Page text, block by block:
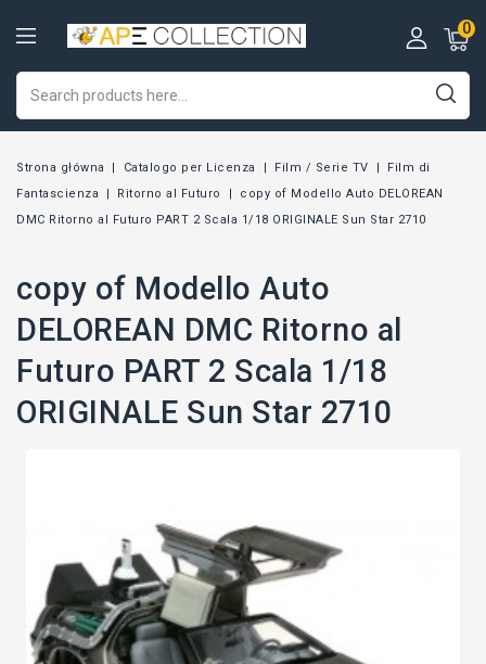
0
Strona główna Catalogo per Licenza Film / Serie TV
Film di
Fantascienza
Ritorno al Futuro
copy of Modello Auto DELOREAN
DMC Ritorno al Futuro PART 2 Scala 1/18 ORIGINALE Sun Star 2710
copy of Modello Auto
DELOREAN DMC Ritorno al
Futuro PART 2 Scala 1/18
ORIGINALE Sun Star 2710